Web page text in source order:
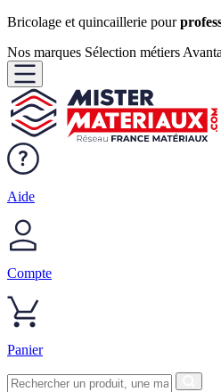
Bricolage et quincaillerie pour
Nos marques Sélection métiers
Aide
Compte
Panier